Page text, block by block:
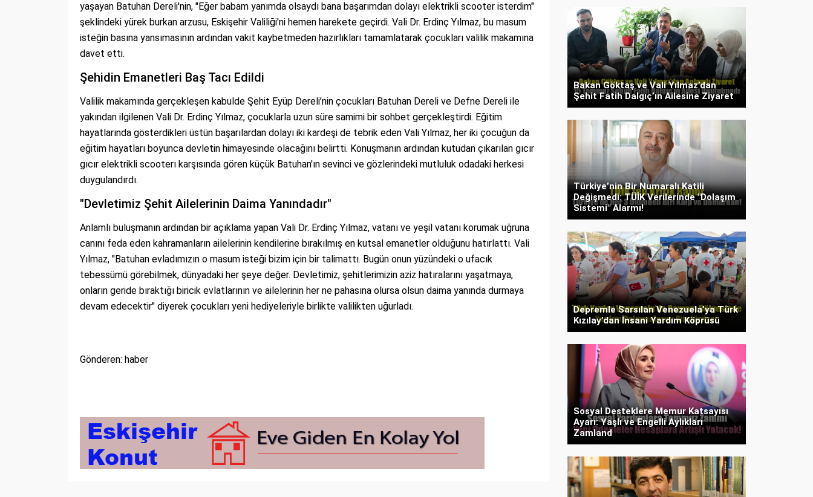
yaşayan Batuhan Dereli'nin, "Eğer babam yanımda olsaydı bana başarımdan dolayı elektrikli scooter isterdim"
şeklindeki yürek burkan arzusu, Eskişehir Valiliği'ni hemen harekete geçirdi. Vali Dr. Erdinç Yılmaz, bu masum
isteğin basına yansımasının ardından vakit kaybetmeden hazırlıkları tamamlatarak çocukları valilik makamına
davet etti.
Şehidin Emanetleri Baş Tacı Edildi
Valilik makamında gerçekleşen kabulde Şehit Eyüp Dereli’nin çocukları Batuhan Dereli ve Defne Dereli ile
yakından ilgilenen Vali Dr. Erdinç Yılmaz, çocuklarla uzun süre samimi bir sohbet gerçekleştirdi. Eğitim
hayatlarında gösterdikleri üstün başarılardan dolayı iki kardeşi de tebrik eden Vali Yılmaz, her iki çocuğun da
eğitim hayatları boyunca devletin himayesinde olacağını belirtti. Konuşmanın ardından kutudan çıkarılan gıcır
gıcır elektrikli scooterı karşısında gören küçük Batuhan'ın sevinci ve gözlerindeki mutluluk odadaki herkesi
duygulandırdı.
"Devletimiz Şehit Ailelerinin Daima Yanındadır"
Anlamlı buluşmanın ardından bir açıklama yapan Vali Dr. Erdinç Yılmaz, vatanı ve yeşil vatanı korumak uğruna
canını feda eden kahramanların ailelerinin kendilerine bırakılmış en kutsal emanetler olduğunu hatırlattı. Vali
Yılmaz, "Batuhan evladımızın o masum isteği bizim için bir talimattı. Bugün onun yüzündeki o ufacık
tebessümü görebilmek, dünyadaki her şeye değer. Devletimiz, şehitlerimizin aziz hatıralarını yaşatmaya,
onların geride bıraktığı biricik evlatlarının ve ailelerinin her ne pahasına olursa olsun daima yanında durmaya
devam edecektir" diyerek çocukları yeni hediyeleriyle birlikte valilikten uğurladı.
Gönderen: haber
Bakan Göktaş ve Vali Yılmaz’dan
Şehit Fatih Dalgıç’ın Ailesine Ziyaret
Türkiye’nin Bir Numaralı Katili
Değişmedi: TÜİK Verilerinde "Dolaşım
Sistemi" Alarmı!
Depremle Sarsılan Venezuela’ya Türk
Kızılay’dan İnsani Yardım Köprüsü
Sosyal Desteklere Memur Katsayısı
Ayarı: Yaşlı ve Engelli Aylıkları
Zamland